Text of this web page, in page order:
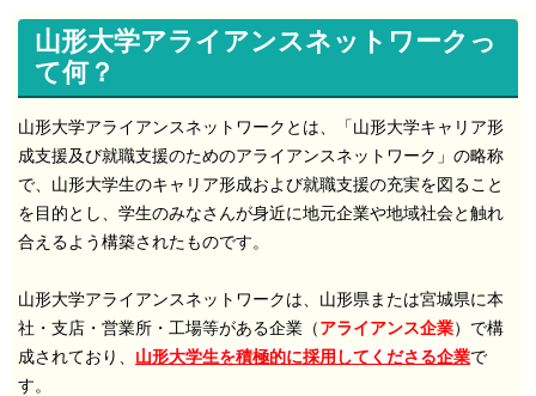
山形大学アライアンスネットワークっ
て何？
山形大学アライアンスネットワークとは、「山形大学キャリア形
成支援及び就職支援のためのアライアンスネットワーク」の略称
で、山形大学生のキャリア形成および就職支援の充実を図ること
を目的とし、学生のみなさんが身近に地元企業や地域社会と触れ
合えるよう構築されたものです。
山形大学アライアンスネットワークは、山形県または宮城県に本
社・支店・営業所・工場等がある企業（アライアンス企業）で構
成されており、 山形大学生を積極的に採用してくださる企業で
す。